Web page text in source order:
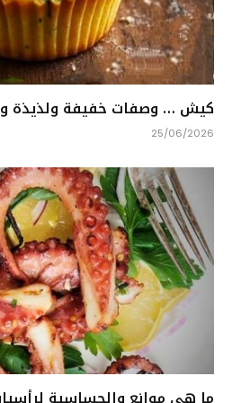
كيش … وصفات خفيفة ولذيذة
25/06/2026